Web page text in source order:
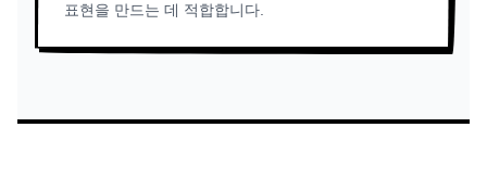
표현을 만드는 데 적합합니다.